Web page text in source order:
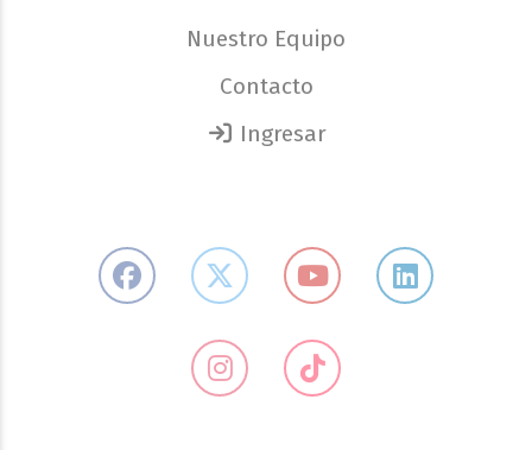
Nuestro Equipo
Contacto
Ingresar